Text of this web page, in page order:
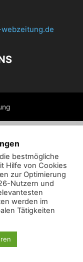
bestmögliche
Hilfe von Cookies
zur Optimierung
Nutzern und
werden im
Tätigkeiten